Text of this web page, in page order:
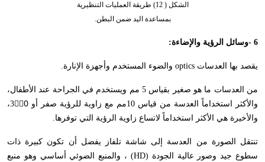
الشكل ( 12) طريقة العمليات التنظيرية
بمساعدة اليد ضمن البطن.
- 6وسائل الرؤية والإضاءة:
يقصد بها العدسات optics والضوء المستخدم وأجهزة الإنارة.
من العدسات ما هو صغير بقياس 5 مم ويستخدم في الجراحة عند الأطفال،
والأكثر استخداماً العدسة من قياس 10مم مع زاوية للرؤية صفر أو 30ْْ،
والأخيرة هي الأكثر استخداماً لاتساع زاوية الرؤية التي توفرها.
تنتقل الصورة من العدسة إلى شاشة تلفاز يفضل أن تكون كبيرة ذات
سطوع جيد وصور عالية الجودة (HD) ، والمنبع الضوئي أساسي وهو منبع